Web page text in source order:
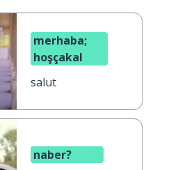
merhaba;
hoşçakal
salut
naber?